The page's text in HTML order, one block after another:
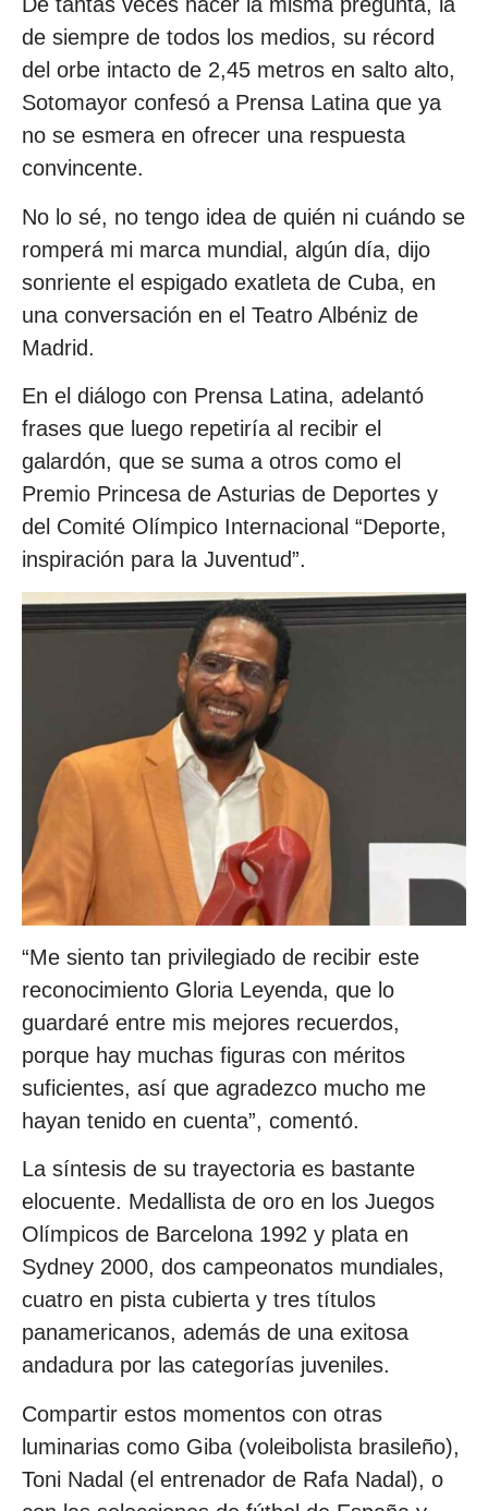
de siempre de todos los medios, su récord
del orbe intacto de 2,45 metros en salto alto,
Sotomayor confesó a Prensa Latina que ya
no se esmera en ofrecer una respuesta
convincente.
No lo sé, no tengo idea de quién ni cuándo se
romperá mi marca mundial, algún día, dijo
sonriente el espigado exatleta de Cuba, en
una conversación en el Teatro Albéniz de
Madrid.
En el diálogo con Prensa Latina, adelantó
frases que luego repetiría al recibir el
galardón, que se suma a otros como el
Premio Princesa de Asturias de Deportes y
del Comité Olímpico Internacional “Deporte,
inspiración para la Juventud”.
“Me siento tan privilegiado de recibir este
reconocimiento Gloria Leyenda, que lo
guardaré entre mis mejores recuerdos,
porque hay muchas figuras con méritos
suficientes, así que agradezco mucho me
hayan tenido en cuenta”, comentó.
La síntesis de su trayectoria es bastante
elocuente. Medallista de oro en los Juegos
Olímpicos de Barcelona 1992 y plata en
Sydney 2000, dos campeonatos mundiales,
cuatro en pista cubierta y tres títulos
panamericanos, además de una exitosa
andadura por las categorías juveniles.
Compartir estos momentos con otras
luminarias como Giba (voleibolista brasileño),
Toni Nadal (el entrenador de Rafa Nadal), o